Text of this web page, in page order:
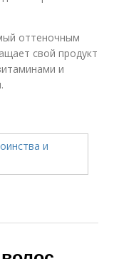
оттеночным
свой продукт
и